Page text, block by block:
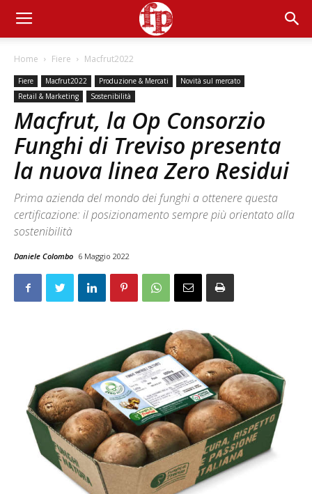
Home Fiere Macfrut2022
Fiere Macfrut2022 Produzione & Mercati
Novità sul mercato
Retail & Marketing
Sostenibilità
Macfrut, la Op Consorzio
Funghi di Treviso presenta
la nuova linea Zero Residui
Prima azienda del mondo dei funghi a ottenere questa
certificazione: il posizionamento sempre più orientato alla
sostenibilità
Daniele Colombo 6 Maggio 2022